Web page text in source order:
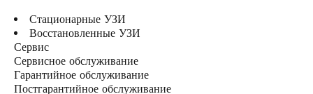
Стационарные УЗИ
Восстановленные УЗИ
Сервис
Сервисное обслуживание
Гарантийное обслуживание
Постгарантийное обслуживание